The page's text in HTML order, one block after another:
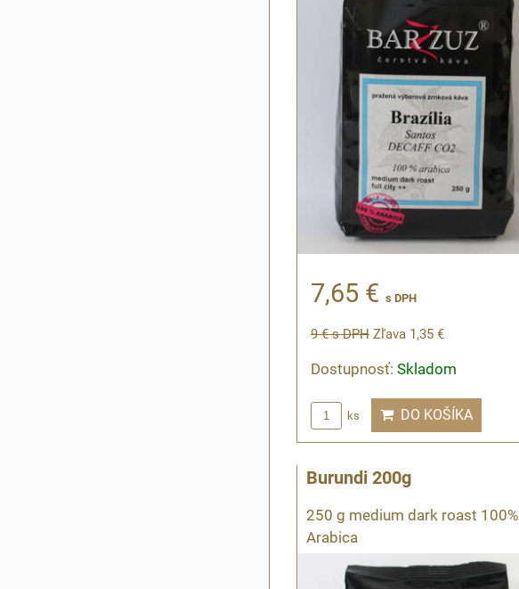
7,65 € s DPH
9 €s DPH Zľava 1,35 €
Dostupnosť: Skladom
ks DO KOŠÍKA
Burundi 200g
250 g medium dark roast 100%
Arabica